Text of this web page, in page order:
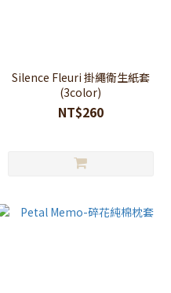
Silence Fleuri 掛繩衛生紙套
(3color)
NT$260